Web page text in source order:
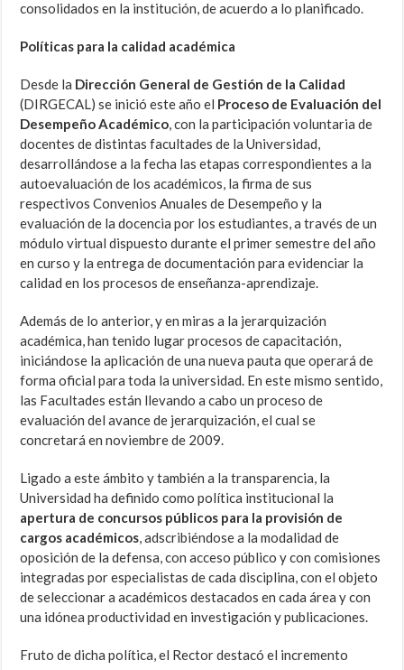
consolidados en la institución, de acuerdo a lo planificado.
Políticas para la calidad académica
Desde la Dirección General de Gestión de la Calidad
(DIRGECAL) se inició este año el Proceso de Evaluación del
Desempeño Académico, con la participación voluntaria de
docentes de distintas facultades de la Universidad,
desarrollándose a la fecha las etapas correspondientes a la
autoevaluación de los académicos, la firma de sus
respectivos Convenios Anuales de Desempeño y la
evaluación de la docencia por los estudiantes, a través de un
módulo virtual dispuesto durante el primer semestre del año
en curso y la entrega de documentación para evidenciar la
calidad en los procesos de enseñanza-aprendizaje.
Además de lo anterior, y en miras a la jerarquización
académica, han tenido lugar procesos de capacitación,
iniciándose la aplicación de una nueva pauta que operará de
forma oficial para toda la universidad. En este mismo sentido,
las Facultades están llevando a cabo un proceso de
evaluación del avance de jerarquización, el cual se
concretará en noviembre de 2009.
Ligado a este ámbito y también a la transparencia, la
Universidad ha definido como política institucional la
apertura de concursos públicos para la provisión de
cargos académicos, adscribiéndose a la modalidad de
oposición de la defensa, con acceso público y con comisiones
integradas por especialistas de cada disciplina, con el objeto
de seleccionar a académicos destacados en cada área y con
una idónea productividad en investigación y publicaciones.
Fruto de dicha política, el Rector destacó el incremento